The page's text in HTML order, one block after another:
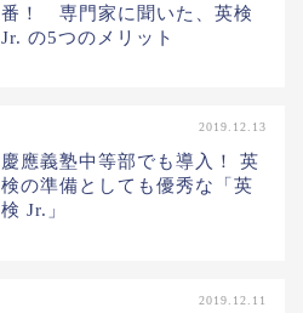
番！ 専門家に聞いた、英検
Jr. の5つのメリット
2019.12.13
慶應義塾中等部でも導入！ 英
検の準備としても優秀な「英
検 Jr.」
2019.12.11